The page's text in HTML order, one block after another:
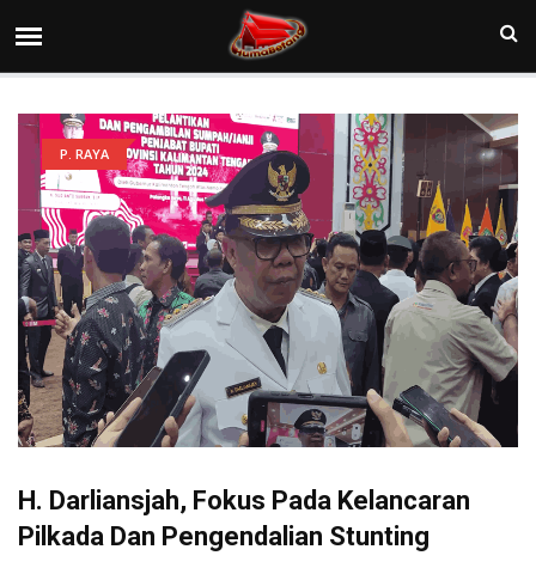
P. RAYA
H. Darliansjah, Fokus Pada Kelancaran
Pilkada Dan Pengendalian Stunting